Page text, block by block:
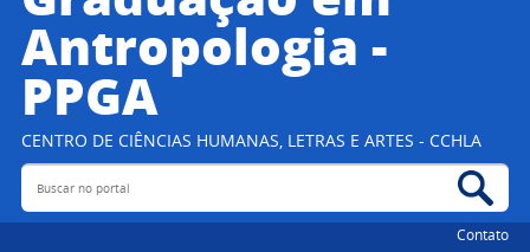
Legislação
Canais
Antropologia -
PPGA
CENTRO DE CIÊNCIAS HUMANAS, LETRAS E ARTES - CCHLA
Buscar no portal
Contato